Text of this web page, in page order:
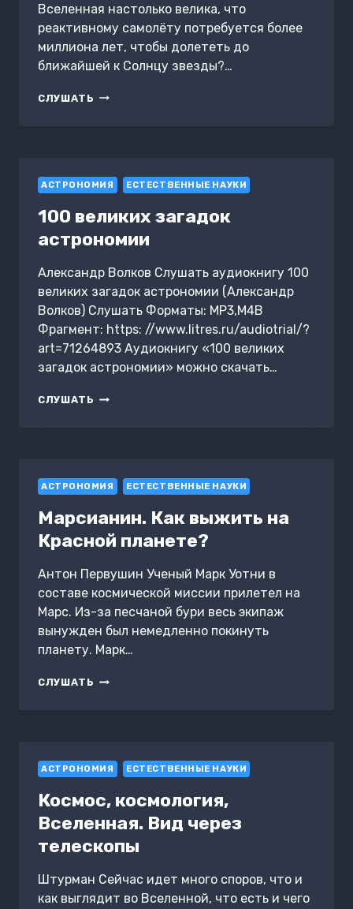
Вселенная настолько велика, что
реактивному самолёту потребуется более
миллиона лет, чтобы долететь до
ближайшей к Солнцу звезды?…
СЛУШАТЬ ТАЙНЫ
АСТРОНОМИЯ ЕСТЕСТВЕННЫЕ НАУКИ
100 великих загадок
астрономии
Александр Волков Слушать аудиокнигу 100
великих загадок астрономии (Александр
Волков) Слушать Форматы: MP3,M4B
Фрагмент: https: //www.litres.ru/audiotrial/?
art=71264893 Аудиокнигу «100 великих
загадок астрономии» можно скачать…
СЛУШАТЬ 100
АСТРОНОМИЯ ЕСТЕСТВЕННЫЕ НАУКИ
Марсианин. Как выжить на
Красной планете?
Антон Первушин Ученый Марк Уотни в
составе космической миссии прилетел на
Марс. Из-за песчаной бури весь экипаж
вынужден был немедленно покинуть
планету. Марк…
СЛУШАТЬ МАРСИАНИН.
АСТРОНОМИЯ ЕСТЕСТВЕННЫЕ НАУКИ
Космос, космология,
Вселенная. Вид через
телескопы
Штурман Сейчас идет много споров, что и
как выглядит во Вселенной, что есть и чего